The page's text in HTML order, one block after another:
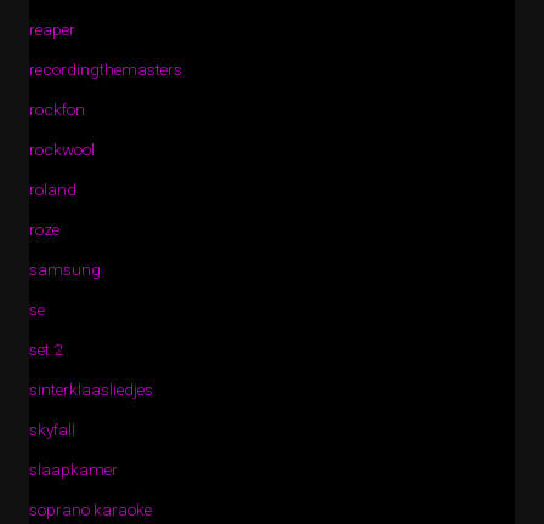
reaper
recordingthemasters
rockfon
rockwool
roland
roze
samsung
se
set 2
sinterklaasliedjes
skyfall
slaapkamer
soprano karaoke